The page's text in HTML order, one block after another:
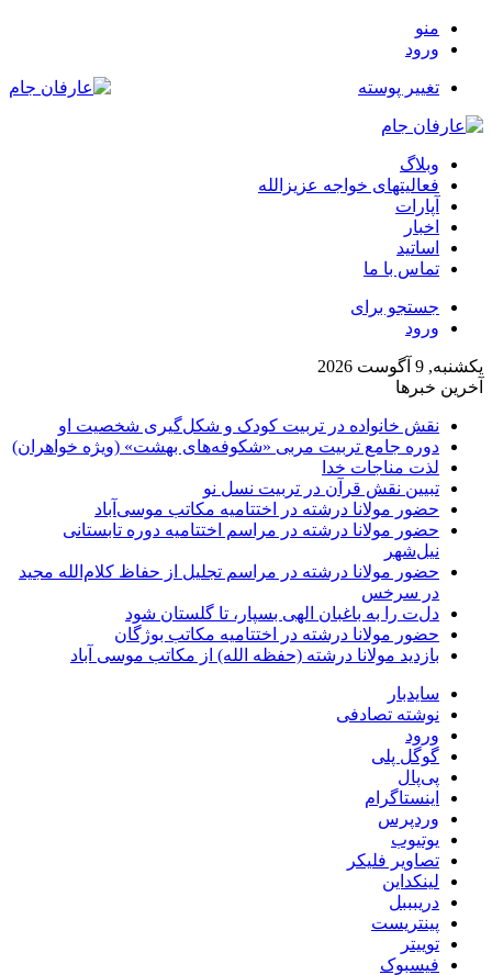
منو
ورود
تغییر پوسته
وبلاگ
فعالیتهای خواجه عزیزالله
آپارات
اخبار
اساتید
تماس با ما
جستجو برای
ورود
یکشنبه, 9 آگوست 2026
آخرین خبرها
نقش خانواده در تربیت کودک و شکل‌گیری شخصیت او
دوره جامع تربیت مربی «شکوفه‌های بهشت» (ویژه خواهران)
لذت مناجات خدا
تبیین نقش قرآن در تربیت نسل نو
حضور مولانا درشته در اختتامیه مکاتب موسی‌آباد
حضور مولانا درشته در مراسم اختتامیه دوره تابستانی
نیل‌شهر
حضور مولانا درشته در مراسم تجلیل از حفاظ کلام‌الله مجید
در سرخس
دل‌ت را به باغبان الهی بسپار، تا گلستان شود
حضور مولانا درشته در اختتامیه مکاتب بوژگان
بازدید مولانا درشته (حفظه الله) از مکاتب موسی آباد
سایدبار
نوشته تصادفی
ورود
گوگل پلی
پی‌پال
اینستاگرام
وردپرس
یوتیوب
تصاویر فلیکر
لینکداین
دریبببل
پینتریست
توییتر
فیسبوک